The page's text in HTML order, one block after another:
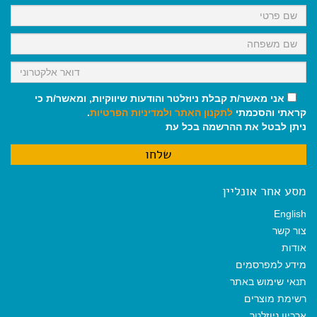
k
p
m
אני מאשר/ת קבלת ניוזלטר והודעות שיווקיות, ומאשר/ת כי
קראתי והסכמתי לתקנון האתר ולמדיניות הפרטיות.
ניתן לבטל את ההרשמה בכל עת
מסע אחר אונליין
English
צור קשר
אודות
מידע למפרסמים
תנאי שימוש באתר
רשימת מוצרים